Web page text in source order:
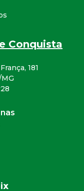
Conquista
181